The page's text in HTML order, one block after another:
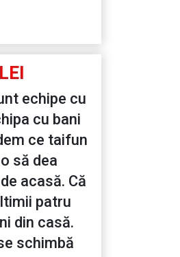
echipe cu
cu bani
ce taifun
să dea
acasă. Că
patru
din casă.
schimbă